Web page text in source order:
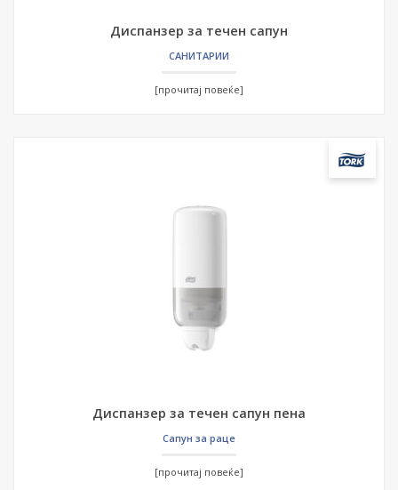
Диспанзер за течен сапун
САНИТАРИИ
[прочитај повеќе]
Диспанзер за течен сапун пена
Сапун за раце
[прочитај повеќе]